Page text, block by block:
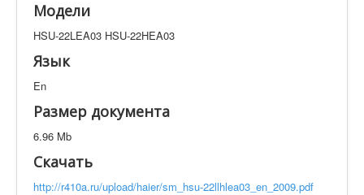
Техническая документация
Искать
Производитель
Элементов на страницу
Модели
HSU-22LEA03 HSU-22HEA03
Язык
En
Размер документа
6.96 Mb
Скачать
http://r410a.ru/upload/haier/sm_hsu-22llhlea03_en_2009.pdf